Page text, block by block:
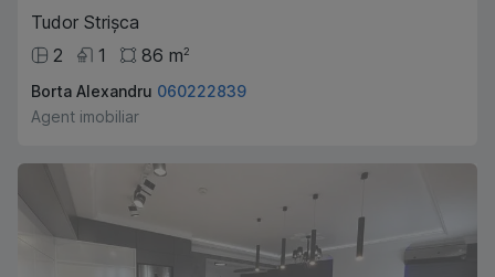
Tudor Strișca
2
1 86 m2
Borta Alexandru 060222839
Agent imobiliar